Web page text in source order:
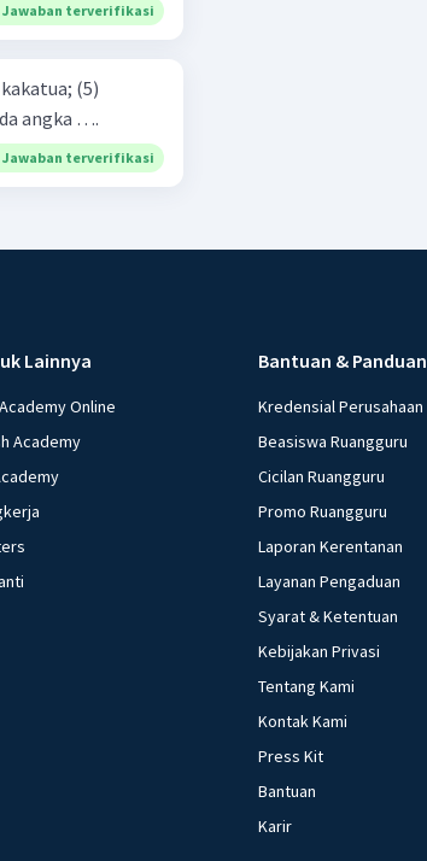
Jawaban terverifikasi
angka ….
Jawaban terverifikasi
Lainnya
Online
Academy
Bantuan & Panduan
Kredensial Perusahaan
Beasiswa Ruangguru
Cicilan Ruangguru
Promo Ruangguru
Laporan Kerentanan
Layanan Pengaduan
Syarat & Ketentuan
Kebijakan Privasi
Tentang Kami
Kontak Kami
Press Kit
Bantuan
Karir